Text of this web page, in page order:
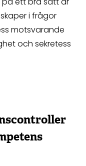
i frågor
motsvarande
och sekretess